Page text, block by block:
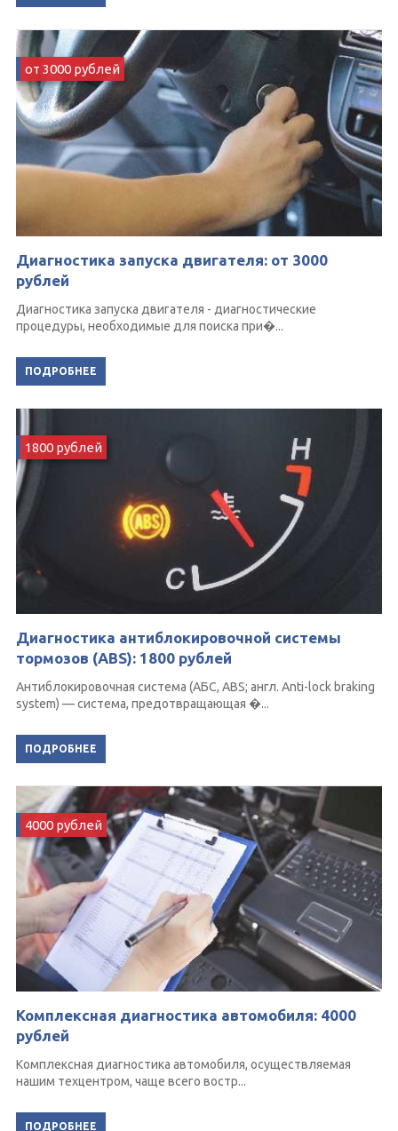
от 3000 рублей
Диагностика запуска двигателя: от 3000
рублей
Диагностика запуска двигателя - диагностические
процедуры, необходимые для поиска при�...
ПОДРОБНЕЕ
1800 рублей
Диагностика антиблокировочной системы
тормозов (ABS): 1800 рублей
Антиблокировочная система (АБС, ABS; англ. Anti-lock braking
system) — система, предотвращающая �...
ПОДРОБНЕЕ
4000 рублей
Комплексная диагностика автомобиля: 4000
рублей
Комплексная диагностика автомобиля, осуществляемая
нашим техцентром, чаще всего востр...
ПОДРОБНЕЕ